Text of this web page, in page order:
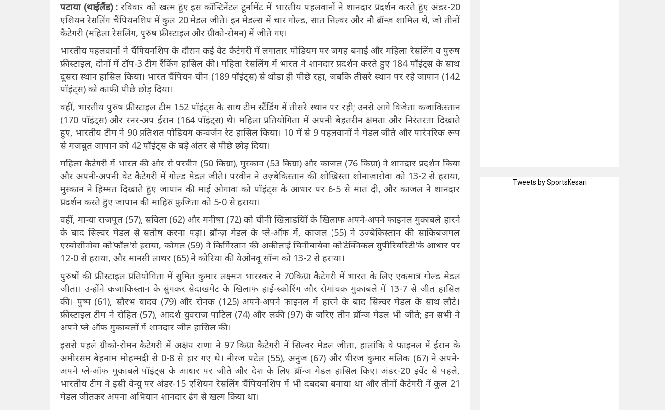
पटाया (थाईलैंड) : रविवार को खत्म हुए इस कॉन्टिनेंटल टूर्नामेंट में भारतीय पहलवानों ने शानदार प्रदर्शन करते हुए अंडर-20
एशियन रेसलिंग चैंपियनशिप में कुल 20 मेडल जीते। इन मेडल्स में चार गोल्ड, सात सिल्वर और नौ ब्रॉन्ज़ शामिल थे, जो तीनों
कैटेगरी (महिला रेसलिंग, पुरुष फ्रीस्टाइल और ग्रीको-रोमन) में जीते गए।
भारतीय पहलवानों ने चैंपियनशिप के दौरान कई वेट कैटेगरी में लगातार पोडियम पर जगह बनाई और महिला रेसलिंग व पुरुष
फ्रीस्टाइल, दोनों में टॉप-3 टीम रैंकिंग हासिल की। महिला रेसलिंग में भारत ने शानदार प्रदर्शन करते हुए 184 पॉइंट्स के साथ
दूसरा स्थान हासिल किया। भारत चैंपियन चीन (189 पॉइंट्स) से थोड़ा ही पीछे रहा, जबकि तीसरे स्थान पर रहे जापान (142
पॉइंट्स) को काफी पीछे छोड़ दिया।
वहीं, भारतीय पुरुष फ्रीस्टाइल टीम 152 पॉइंट्स के साथ टीम स्टैंडिंग में तीसरे स्थान पर रही; उनसे आगे विजेता कजाकिस्तान
(170 पॉइंट्स) और रनर-अप ईरान (164 पॉइंट्स) थे। महिला प्रतियोगिता में अपनी बेहतरीन क्षमता और निरंतरता दिखाते
हुए, भारतीय टीम ने 90 प्रतिशत पोडियम कन्वर्जन रेट हासिल किया। 10 में से 9 पहलवानों ने मेडल जीते और पारंपरिक रूप
से मजबूत जापान को 42 पॉइंट्स के बड़े अंतर से पीछे छोड़ दिया।
महिला कैटेगरी में भारत की ओर से परवीन (50 किग्रा), मुस्कान (53 किग्रा) और काजल (76 किग्रा) ने शानदार प्रदर्शन किया
और अपनी-अपनी वेट कैटेगरी में गोल्ड मेडल जीते। परवीन ने उज़्बेकिस्तान की शोखिस्ता शोनाज़ारोवा को 13-2 से हराया,
मुस्कान ने हिम्मत दिखाते हुए जापान की माई ओगावा को पॉइंट्स के आधार पर 6-5 से मात दी, और काजल ने शानदार
प्रदर्शन करते हुए जापान की माहिरु फुजिता को 5-0 से हराया।
वहीं, मान्या राजपूत (57), सविता (62) और मनीषा (72) को चीनी खिलाड़यिों के खिलाफ अपने-अपने फाइनल मुकाबले हारने
के बाद सिल्वर मेडल से संतोष करना पड़ा। ब्रॉन्ज़ मेडल के प्ले-ऑफ में, काजल (55) ने उज़्बेकिस्तान की साकिबजमल
एस्बोसीनोवा को‘फॉल'से हराया, कोमल (59) ने किर्गिस्तान की अकीलाई चिनीबायेवा को‘टेक्निकल सुपीरियरिटी'के आधार पर
12-0 से हराया, और मानसी लाथर (65) ने कोरिया की येओनवू सॉन्ग को 13-2 से हराया।
पुरुषों की फ्रीस्टाइल प्रतियोगिता में सुमित कुमार लक्ष्मण भारस्कर ने 70किग्रा कैटेगरी में भारत के लिए एकमात्र गोल्ड मेडल
जीता। उन्होंने कजाकिस्तान के सुंगकर सेदाखमेट के खिलाफ हाई-स्कोरिंग और रोमांचक मुकाबले में 13-7 से जीत हासिल
की। पुष्प (61), सौरभ यादव (79) और रोनक (125) अपने-अपने फाइनल में हारने के बाद सिल्वर मेडल के साथ लौटे।
फ्रीस्टाइल टीम ने रोहित (57), आदर्श युवराज पाटिल (74) और लकी (97) के जरिए तीन ब्रॉन्ज मेडल भी जीते; इन सभी ने
अपने प्ले-ऑफ मुकाबलों में शानदार जीत हासिल की।
इससे पहले ग्रीको-रोमन कैटेगरी में अक्षय राणा ने 97 किग्रा कैटेगरी में सिल्वर मेडल जीता, हालांकि वे फाइनल में ईरान के
अमीरसम बेहनाम मोहम्मदी से 0-8 से हार गए थे। नीरज पटेल (55), अनुज (67) और धीरज कुमार मलिक (67) ने अपने-
अपने प्ले-ऑफ मुकाबले पॉइंट्स के आधार पर जीते और देश के लिए ब्रॉन्ज मेडल हासिल किए। अंडर-20 इवेंट से पहले,
भारतीय टीम ने इसी वेन्यू पर अंडर-15 एशियन रेसलिंग चैंपियनशिप में भी दबदबा बनाया था और तीनों कैटेगरी में कुल 21
मेडल जीतकर अपना अभियान शानदार ढंग से खत्म किया था।
Tweets by SportsKesari